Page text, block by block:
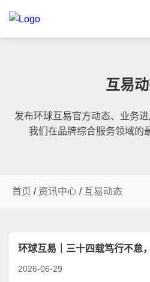
互易
发布环球互易官方动态、业务
我们在品牌综合服务领域的
首页 / 资讯中心 / 互易动态
环球互易｜三十四载笃行不怠
2026-06-29